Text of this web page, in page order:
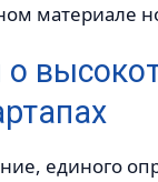
материале
единого